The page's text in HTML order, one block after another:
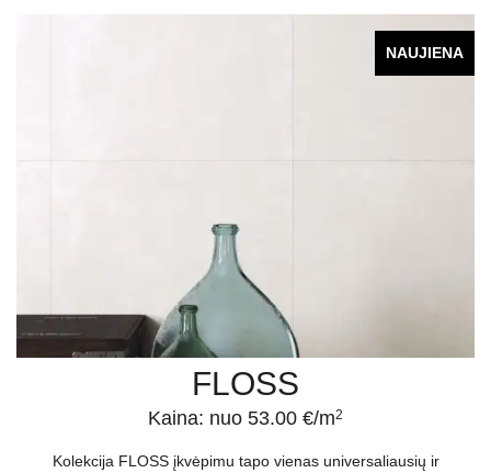
NAUJIENA
FLOSS
Kaina: nuo 53.00 €/m2
Kolekcija FLOSS įkvėpimu tapo vienas universaliausių ir